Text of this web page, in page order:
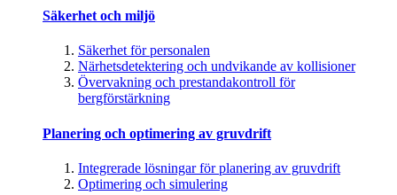
Säkerhet och miljö
Säkerhet för personalen
Närhetsdetektering och undvikande av kollisioner
Övervakning och prestandakontroll för
bergförstärkning
Planering och optimering av gruvdrift
Integrerade lösningar för planering av gruvdrift
Optimering och simulering